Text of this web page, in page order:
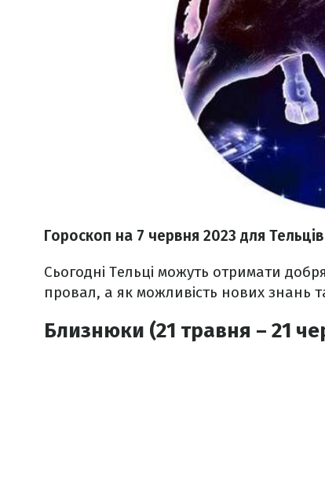
Гороскоп на 7 червня 2023 для Тельців
Сьогодні Тельці можуть отримати
провал, а як можливість нових знань
Близнюки (21 травня – 21